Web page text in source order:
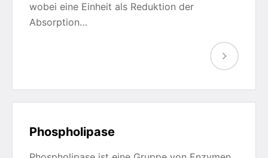
wobei eine Einheit als Reduktion der
Absorption…
Phospholipase